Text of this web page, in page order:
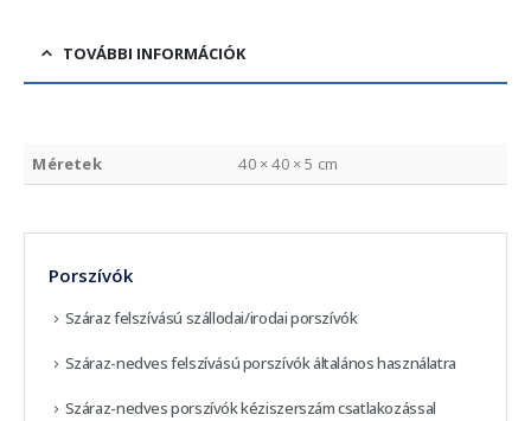
TOVÁBBI INFORMÁCIÓK
Méretek 40 × 40 × 5 cm
Porszívók
Száraz felszívású szállodai/irodai porszívók
Száraz-nedves felszívású porszívók általános használatra
Száraz-nedves porszívók kéziszerszám csatlakozással